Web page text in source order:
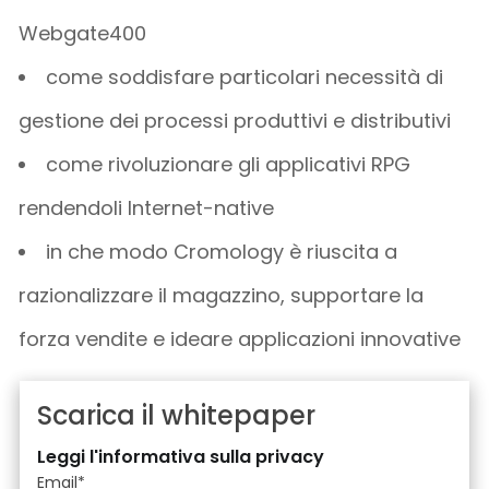
Webgate400
come soddisfare particolari necessità di
gestione dei processi produttivi e distributivi
come rivoluzionare gli applicativi RPG
rendendoli Internet-native
in che modo Cromology è riuscita a
razionalizzare il magazzino, supportare la
forza vendite e ideare applicazioni innovative
Scarica il whitepaper
Leggi l'informativa sulla privacy
Email*